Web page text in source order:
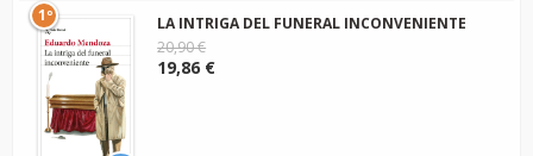
1º
LA INTRIGA DEL FUNERAL INCONVENIENTE
20,90 €
19,86 €